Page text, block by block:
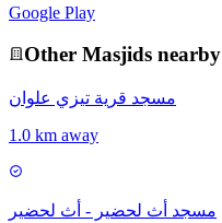
Google Play
Other Masjids nearby
مسجد قرية تيزي علوان
1.0 km away
مسجد أث لحضير - أث لحضير